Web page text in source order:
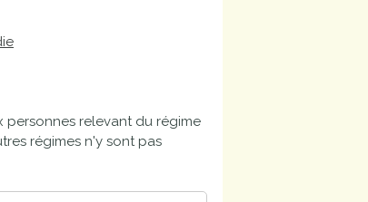
personnes relevant du régime
régimes n'y sont pas